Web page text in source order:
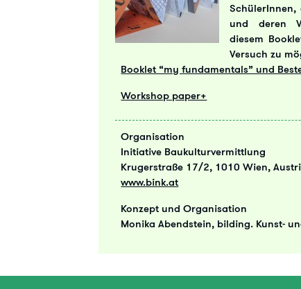
und deren
diesem
Versuch zu
Booklet “my fundamentals” und
Workshop paper+
Organisation
Initiative Baukulturvermittlung
Krugerstraße 17/2, 1010 Wien,
www.bink.at
Konzept und Organisation
Monika Abendstein, bilding. Kunst-